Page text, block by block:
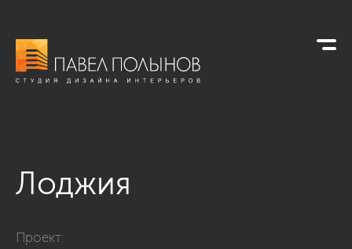
Лоджия
Проект: